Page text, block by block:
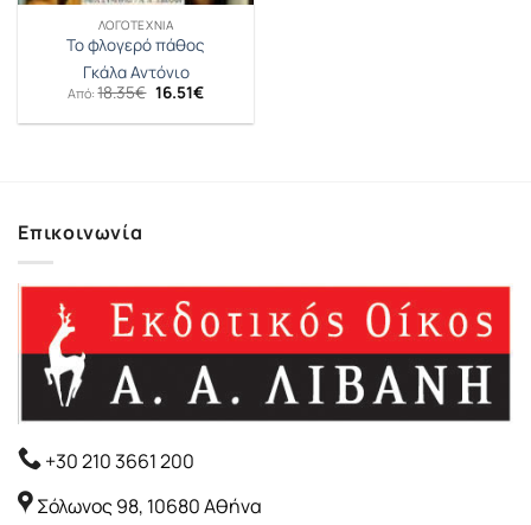
ΛΟΓΟΤΕΧΝΊΑ
Το φλογερό πάθος
Γκάλα Αντόνιο
Από:18.35€ Original
price
was:
16.51€Η
τιμή
Επικοινωνία
+30 210 3661 200
Σόλωνος 98, 10680 Αθήνα